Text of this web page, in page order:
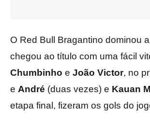
O Red Bull Bragantino dominou
chegou ao título com uma fácil
Chumbinho e João Victor, no
e André (duas vezes) e Kauan
etapa final, fizeram os gols do